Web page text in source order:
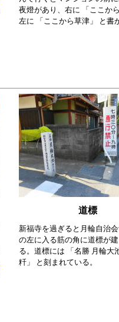
夜燈があり、右に 「ここか
左に 「ここから草津」 と書
道標
新福寺を過ぎると月輪自治
の左に入る筋の角に道標が
る。道標には 「名勝 月輪大
粁」 と刻まれている。